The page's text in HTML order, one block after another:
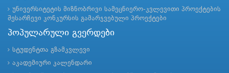
უნივერსიტეტის მიზნობრივი სამეცნიერო-კვლევითი პროექტების
შესარჩევი კონკურსის გამარჯვებული პროექტები
პოპულარული გვერდები
სტუდენტთა გზამკვლევი
აკადემიური კალენდარი